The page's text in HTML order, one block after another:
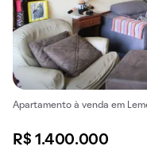
Apartamento à venda em
R$ 1.400.000